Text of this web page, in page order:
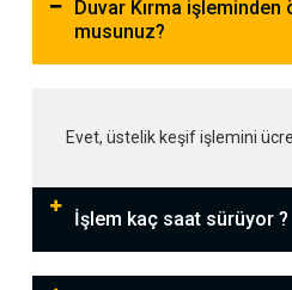
Duvar Kırma işleminden
musunuz?
Evet, üstelik keşif işlemini
İşlem kaç saat sürüyor ?